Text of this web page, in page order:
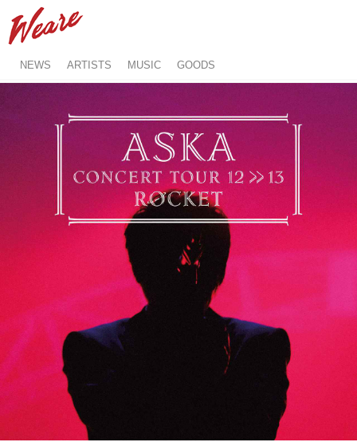
NEWS ARTISTS MUSIC GOODS